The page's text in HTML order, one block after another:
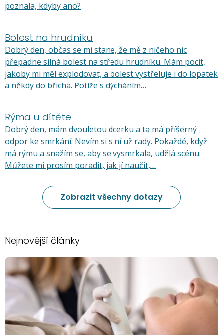
poznala, kdyby ano?
Bolest na hrudníku
Dobrý den, občas se mi stane, že mě z ničeho nic
přepadne silná bolest na středu hrudníku. Mám pocit,
jakoby mi měl explodovat, a bolest vystřeluje i do lopatek
a někdy do břicha. Potíže s dýcháním…
Rýma u dítěte
Dobrý den, mám dvouletou dcerku a ta má příšerný
odpor ke smrkání. Nevím si s ní už rady. Pokaždé, když
má rýmu a snažím se, aby se vysmrkala, udělá scénu.
Můžete mi prosím poradit, jak jí naučit,…
Zobrazit všechny dotazy
Nejnovější články